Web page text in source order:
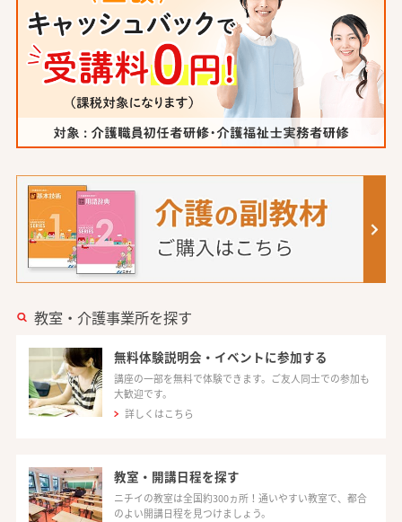
教室・介護事業所を探す
無料体験説明会・イベントに参加する
講座の一部を無料で体験できます。ご友人同士での参加も
大歓迎です。
詳しくはこちら
教室・開講日程を探す
ニチイの教室は全国約300ヵ所！通いやすい教室で、都合
のよい開講日程を見つけましょう。